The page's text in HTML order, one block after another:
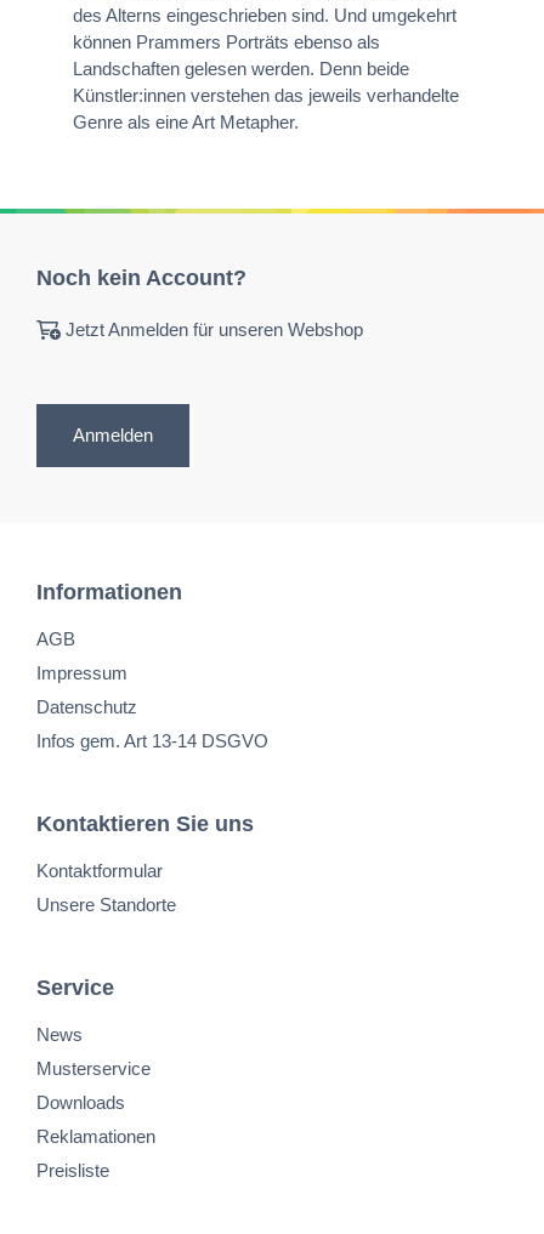
des Alterns eingeschrieben sind. Und umgekehrt
können Prammers Porträts ebenso als
Landschaften gelesen werden. Denn beide
Künstler:innen verstehen das jeweils verhandelte
Genre als eine Art Metapher.
Noch kein Account?
Jetzt Anmelden für unseren Webshop
Anmelden
Informationen
AGB
Impressum
Datenschutz
Infos gem. Art 13-14 DSGVO
Kontaktieren Sie uns
Kontaktformular
Unsere Standorte
Service
News
Musterservice
Downloads
Reklamationen
Preisliste